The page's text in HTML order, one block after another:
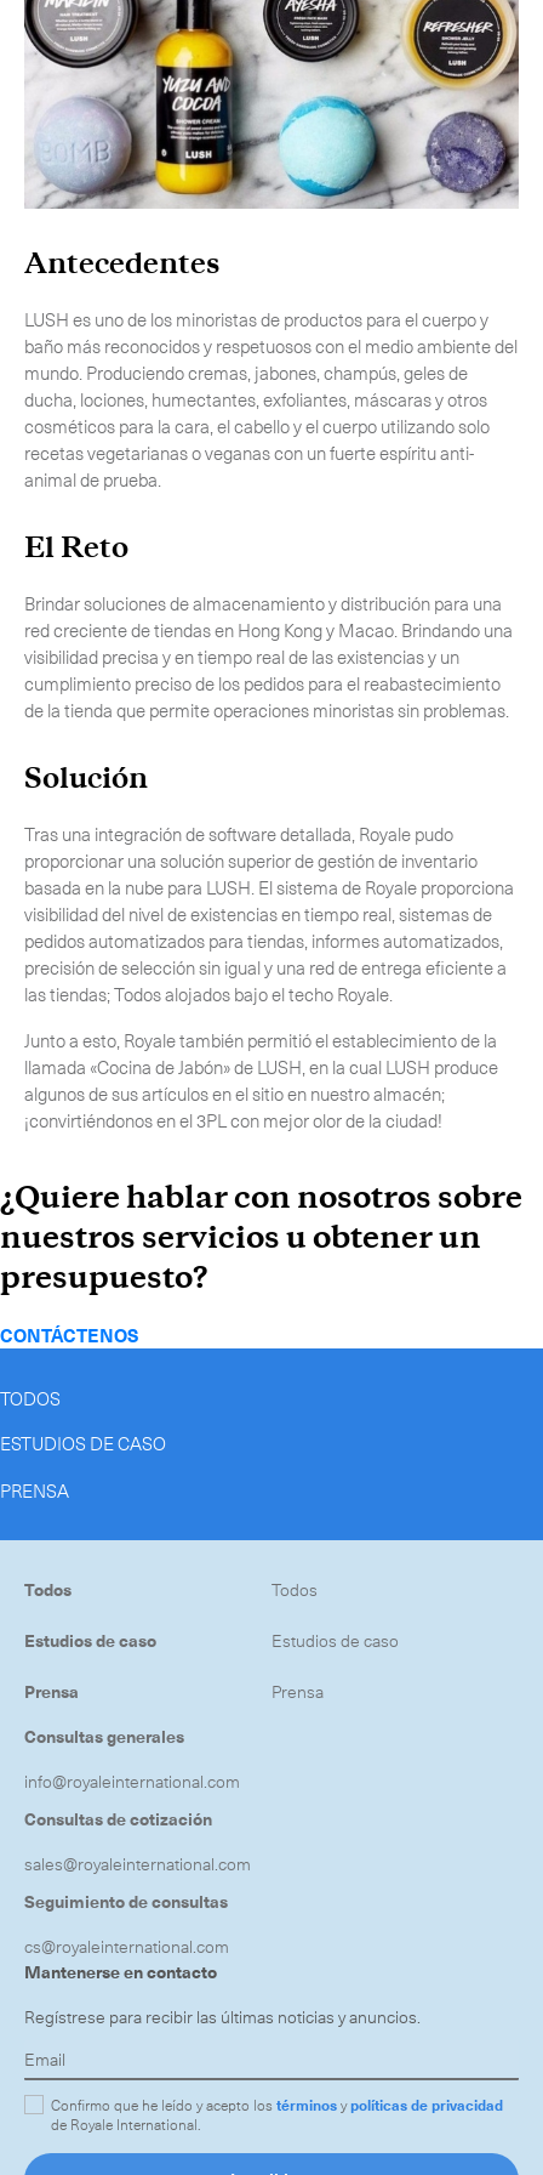
Antecedentes
LUSH es uno de los minoristas de productos para el cuerpo y
baño más reconocidos y respetuosos con el medio ambiente del
mundo. Produciendo cremas, jabones, champús, geles de
ducha, lociones, humectantes, exfoliantes, máscaras y otros
cosméticos para la cara, el cabello y el cuerpo utilizando solo
recetas vegetarianas o veganas con un fuerte espíritu anti-
animal de prueba.
El Reto
Brindar soluciones de almacenamiento y distribución para una
red creciente de tiendas en Hong Kong y Macao. Brindando una
visibilidad precisa y en tiempo real de las existencias y un
cumplimiento preciso de los pedidos para el reabastecimiento
de la tienda que permite operaciones minoristas sin problemas.
Solución
Tras una integración de software detallada, Royale pudo
proporcionar una solución superior de gestión de inventario
basada en la nube para LUSH. El sistema de Royale proporciona
visibilidad del nivel de existencias en tiempo real, sistemas de
pedidos automatizados para tiendas, informes automatizados,
precisión de selección sin igual y una red de entrega eficiente a
las tiendas; Todos alojados bajo el techo Royale.
Junto a esto, Royale también permitió el establecimiento de la
llamada «Cocina de Jabón» de LUSH, en la cual LUSH produce
algunos de sus artículos en el sitio en nuestro almacén;
¡convirtiéndonos en el 3PL con mejor olor de la ciudad!
¿Quiere hablar con nosotros sobre
nuestros servicios u obtener un
presupuesto?
CONTÁCTENOS
TODOS
ESTUDIOS DE CASO
PRENSA
Suscríbete a nuestro boletín
CERCA
-Next Flight Out (NFO)
Life Sciences Services
CERCA
Todos
Estudios de caso
Prensa
Todos
Estudios de caso
Prensa
Consultas generales
info@royaleinternational.com
Consultas de cotización
sales@royaleinternational.com
Seguimiento de consultas
cs@royaleinternational.com
Mantenerse en contacto
Regístrese para recibir las últimas noticias y anuncios.
Confirmo que he leído y acepto lostérminosypolíticas de privacidad
de Royale International.